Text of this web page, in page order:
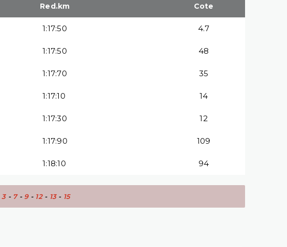
Red.km Cote
1:17:50 4.7
1:17:50 48
1:17:70 35
1:17:10 14
1:17:30 12
1:17:90 109
1:18:10 94
3- 7- 9- 12- 13- 15